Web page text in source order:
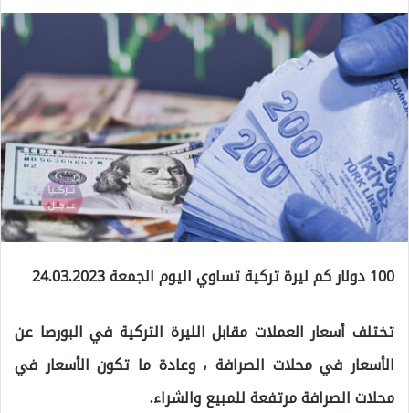
100 دولار كم ليرة تركية تساوي اليوم الجمعة 24.03.2023
تختلف أسعار العملات مقابل الليرة التركية في البورصا عن
الأسعار في محلات الصرافة ، وعادة ما تكون الأسعار في
محلات الصرافة مرتفعة للمبيع والشراء.